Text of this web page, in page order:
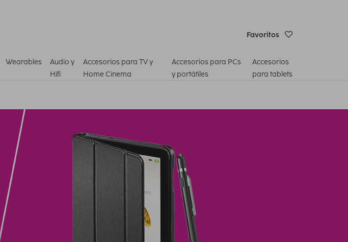
Favoritos
Wearables
Audio y
Hifi
Accesorios para TV y
Home Cinema
Accesorios para PCs
y portátiles
Accesorios
para tablets